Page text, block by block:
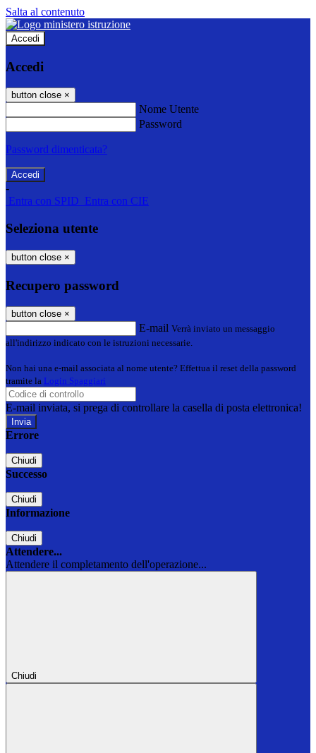
Salta al contenuto
Accedi
Accedi
button close ×
Nome Utente
Password
Password dimenticata?
-
Entra con SPID Entra con CIE
Seleziona utente
button close ×
Recupero password
button close ×
E-mail Verrà inviato un messaggio
all'indirizzo indicato con le istruzioni necessarie.
Non hai una e-mail associata al nome utente? Effettua il reset della password
tramite la Login Spaggiari
E-mail inviata, si prega di controllare la casella di posta elettronica!
Errore
Chiudi
Successo
Chiudi
Informazione
Chiudi
Attendere...
Attendere il completamento dell'operazione...
Chiudi